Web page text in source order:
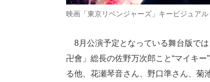
映画「東京リベンジャーズ」キービジュアル
8月公演予定となっている舞台版で
卍會」総長の佐野万次郎こと“マイキ
る他、花瀬琴音さん、野口準さん、菊